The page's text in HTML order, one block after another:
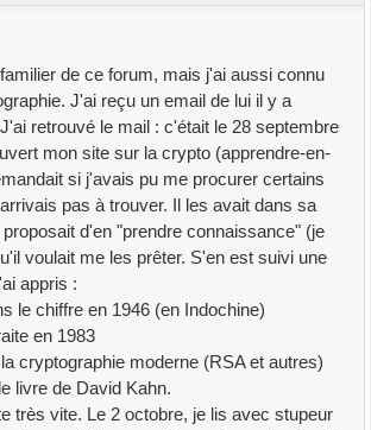
de ce forum, mais j'ai aussi connu
J'ai reçu un email de lui il y a
retrouvé le mail : c'était le 28 septembre
mon site sur la crypto (apprendre-en-
si j'avais pu me procurer certains
pas à trouver. Il les avait dans sa
proposait d'en "prendre connaissance" (je
voulait me les prêter. S'en est suivi une
appris :
le chiffre en 1946 (en Indochine)
en 1983
cryptographie moderne (RSA et autres)
livre de David Kahn.
très vite. Le 2 octobre, je lis avec stupeur